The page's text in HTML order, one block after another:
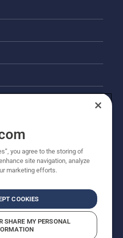
proizvodu
Husqvarna
you agree to the storing of
site navigation, analyze
marketing efforts.
COOKIES
SHARE MY PERSONAL